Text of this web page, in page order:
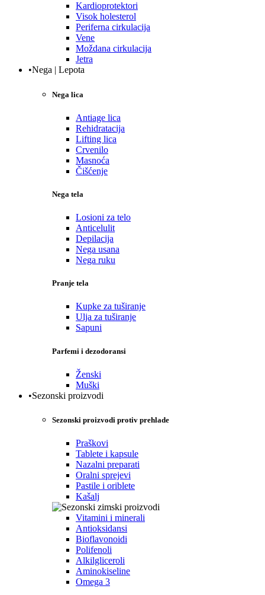
Kardioprotektori
Visok holesterol
Periferna cirkulacija
Vene
Moždana cirkulacija
Jetra
•Nega | Lepota
Nega lica
Antiage lica
Rehidratacija
Lifting lica
Crvenilo
Masnoća
Čišćenje
Nega tela
Losioni za telo
Anticelulit
Depilacija
Nega usana
Nega ruku
Pranje tela
Kupke za tuširanje
Ulja za tuširanje
Sapuni
Parfemi i dezodoransi
Ženski
Muški
•Sezonski proizvodi
Sezonski proizvodi protiv prehlade
Praškovi
Tablete i kapsule
Nazalni preparati
Oralni sprejevi
Pastile i oriblete
Kašalj
Vitamini i minerali
Antioksidansi
Bioflavonoidi
Polifenoli
Alkilgliceroli
Aminokiseline
Omega 3